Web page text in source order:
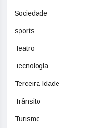
Sociedade
sports
Teatro
Tecnologia
Terceira Idade
Trânsito
Turismo